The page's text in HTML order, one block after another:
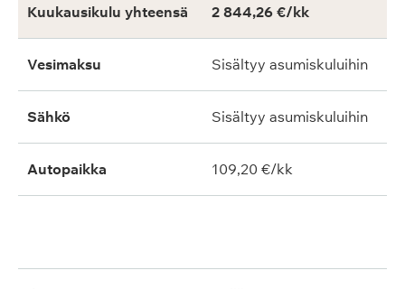
Kuukausikulu yhteensä 2 844,26 €/kk
Vesimaksu Sisältyy asumiskuluihin
Sähkö Sisältyy asumiskuluihin
Autopaikka 109,20 €/kk